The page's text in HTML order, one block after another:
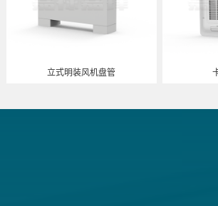
立式明装风机盘管